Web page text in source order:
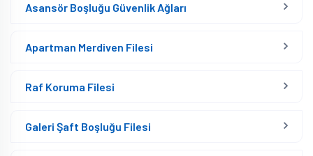
Asansör Boşluğu Güvenlik Ağları
Apartman Merdiven Filesi
Raf Koruma Filesi
Galeri Şaft Boşluğu Filesi